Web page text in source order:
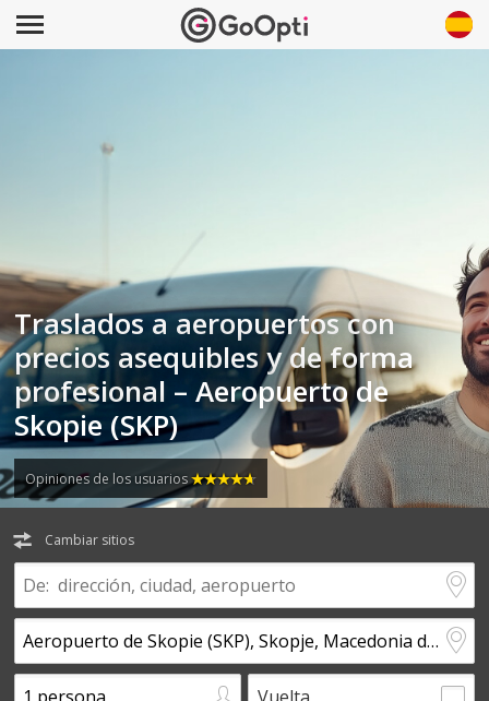
Traslados a aeropuertos con
precios asequibles y de forma
profesional – Aeropuerto de
Skopie (SKP)
Opiniones de los usuarios
Cambiar sitios